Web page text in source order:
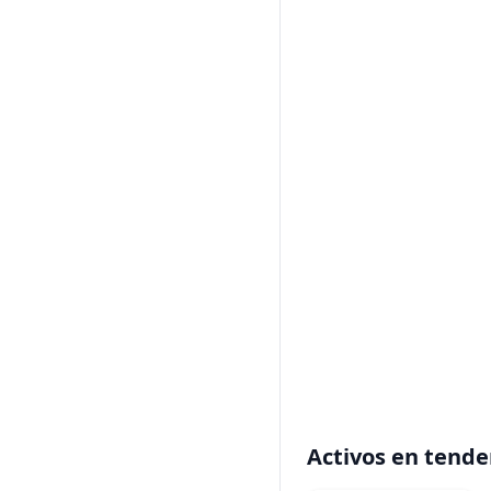
Activos en